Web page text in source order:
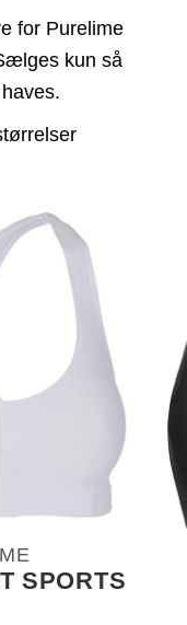
for Purelime
kun så
SPORTS